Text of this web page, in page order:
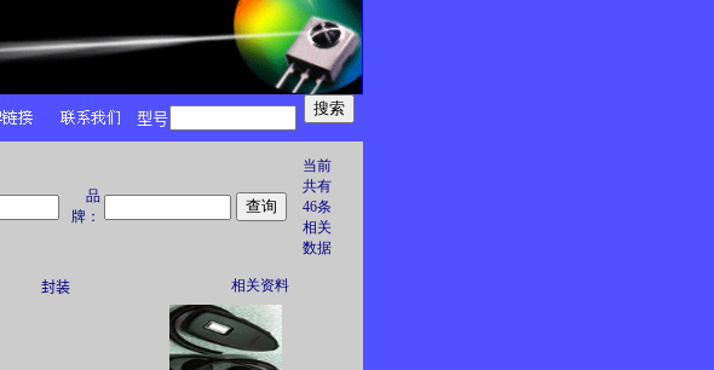
型号
品
牌：
当前
共有
46条
相关
数据
封装 相关资料